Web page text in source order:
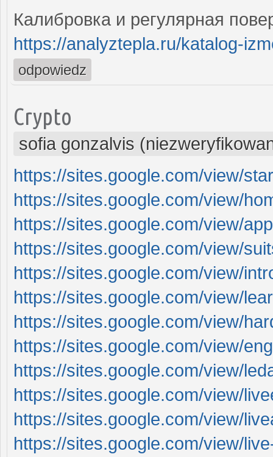
Калибровка и регулярная
https://analyztepla.ru/katalog-
odpowiedz
Crypto
sofia gonzalvis
https://sites.google.com/view/
https://sites.google.com/view/
https://sites.google.com/view/
https://sites.google.com/view/
https://sites.google.com/view/
https://sites.google.com/view/
https://sites.google.com/view/
https://sites.google.com/view/
https://sites.google.com/view/
https://sites.google.com/view/
https://sites.google.com/view/
https://sites.google.com/view/